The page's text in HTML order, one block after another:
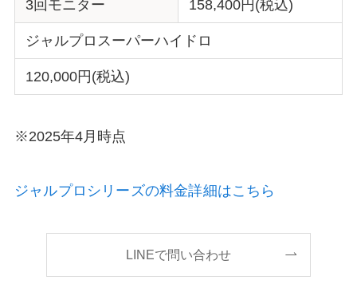
3回モニター 158,400円(税込)
ジャルプロスーパーハイドロ
120,000円(税込)
※2025年4月時点
ジャルプロシリーズの料金詳細はこちら
LINEで問い合わせ